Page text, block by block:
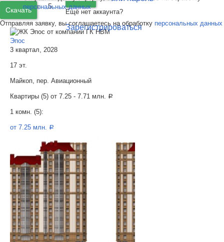
Ещё нет аккаунта?
Зарегистрироваться
Объектов: 5
Эпос
3 квартал, 2028
17 эт.
Майкоп, пер. Авиационный
Квартиры (5) от 7.25 - 7.71 млн. a
1 комн. (5):
от 7.25 млн. a
Скачать
Отправляя заявку, вы соглашаетесь на обработку персональных данных
персональных данных